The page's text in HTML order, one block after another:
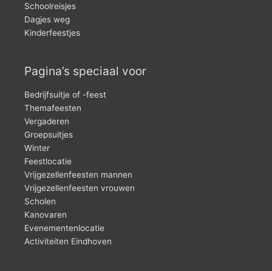
Schoolreisjes
Dagjes weg
Kinderfeestjes
Pagina’s speciaal voor
Bedrijfsuitje of -feest
Themafeesten
Vergaderen
Groepsuitjes
Winter
Feestlocatie
Vrijgezellenfeesten mannen
Vrijgezellenfeesten vrouwen
Scholen
Kanovaren
Evenementenlocatie
Activiteiten Eindhoven